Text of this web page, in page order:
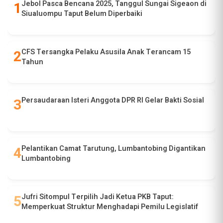
Jebol Pasca Bencana 2025, Tanggul Sungai Sigeaon di
Siualuompu Taput Belum Diperbaiki
CFS Tersangka Pelaku Asusila Anak Terancam 15
Tahun
Persaudaraan Isteri Anggota DPR RI Gelar Bakti Sosial
Pelantikan Camat Tarutung, Lumbantobing Digantikan
Lumbantobing
Jufri Sitompul Terpilih Jadi Ketua PKB Taput:
Memperkuat Struktur Menghadapi Pemilu Legislatif